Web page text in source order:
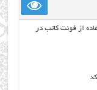
از فونت کاتب در